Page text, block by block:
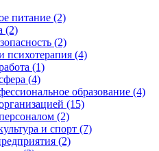
питание (2)
(2)
(2)
психотерапия (4)
(1)
(4)
образование (4)
(15)
(2)
и спорт (7)
(2)